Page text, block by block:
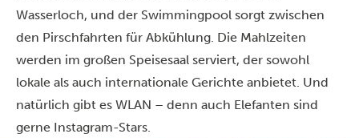
Wasserloch, und der Swimmingpool sorgt zwischen
den Pirschfahrten für Abkühlung. Die Mahlzeiten
werden im großen Speisesaal serviert, der sowohl
lokale als auch internationale Gerichte anbietet. Und
natürlich gibt es WLAN – denn auch Elefanten sind
gerne Instagram-Stars.